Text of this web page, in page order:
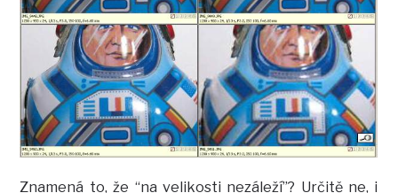
Znamená to, že “na velikosti nezáleží”? Určitě ne, i